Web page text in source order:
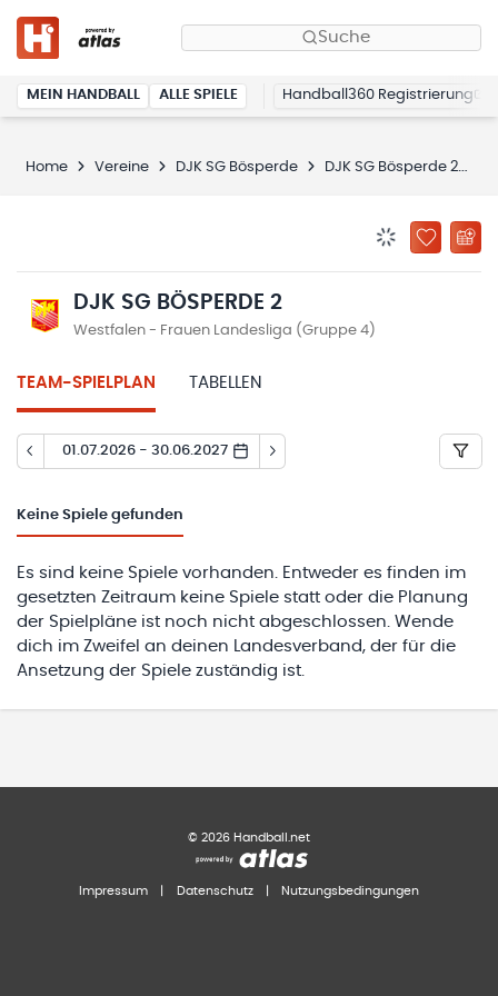
Suche
MEIN HANDBALL ALLE SPIELE Handball360 Registrierung
Home Vereine DJK SG Bösperde DJK SG Bösperde 2
ZU
DJK SG BÖSPERDE 2
Westfalen - Frauen Landesliga (Gruppe 4)
TEAM-SPIELPLAN TABELLEN
01.07.2026 - 30.06.2027
Keine Spiele gefunden
Es sind keine Spiele vorhanden. Entweder es finden im
gesetzten Zeitraum keine Spiele statt oder die Planung
der Spielpläne ist noch nicht abgeschlossen. Wende
dich im Zweifel an deinen Landesverband, der für die
Ansetzung der Spiele zuständig ist.
© 2026 Handball.net
Impressum Datenschutz Nutzungsbedingungen